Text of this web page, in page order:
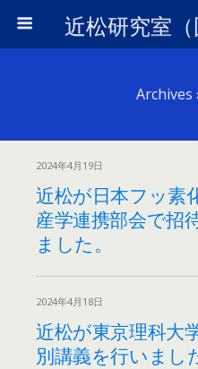
Archives
2024年4月19日
近松が日本フッ素
産学連携部会で招
ました。
2024年4月18日
近松が東京理科大
別講義を行いまし